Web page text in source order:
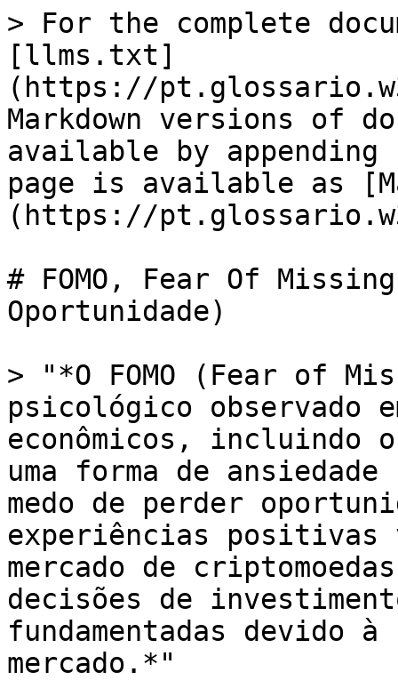
> For the complete
[llms.txt]
(https://
Markdown versions of
available by
page is available as
(https://
# FOMO, Fear Of
Oportunidade)
> "*O FOMO (Fear of
psicológico observado
econômicos, incluindo
uma forma de
medo de perder
experiências positivas
mercado de
decisões de
fundamentadas devido
mercado.*"